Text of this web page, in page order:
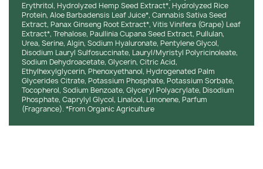
Erythritol, Hydrolyzed Hemp Seed Extract*, Hydrolyzed Rice
Protein, Aloe Barbadensis Leaf Juice*, Cannabis Sativa Seed
Extract, Panax Ginseng Root Extract*, Vitis Vinifera (Grape) Leaf
Extract*, Trehalose, Paullinia Cupana Seed Extract, Pullulan,
Urea, Serine, Algin, Sodium Hyaluronate, Pentylene Glycol,
Disodium Lauryl Sulfosuccinate, Lauryl/Myristyl Polyricinoleate,
Sodium Dehydroacetate, Glycerin, Citric Acid,
Ethylhexylglycerin, Phenoxyethanol, Hydrogenated Palm
Glycerides Citrate, Potassium Phosphate, Potassium Sorbate,
Tocopherol, Sodium Benzoate, Glyceryl Polyacrylate, Disodium
Phosphate, Caprylyl Glycol, Linalool, Limonene, Parfum
(Fragrance). *From Organic Agriculture